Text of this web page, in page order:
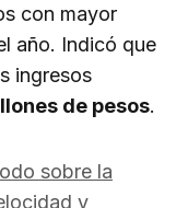
con mayor
año. Indicó que
ingresos
de pesos.
sobre la
y